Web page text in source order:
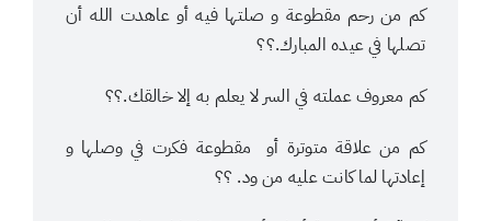
كم من رحم مقطوعة و صلتها فيه أو عاهدت الله أن
تصلها في عيده المبارك.؟؟
كم معروف عملته في السر لا يعلم به إلا خالقك.؟؟
كم من علاقة متوترة أو مقطوعة فكرت في وصلها و
إعادتها لما كانت عليه من ود. ؟؟